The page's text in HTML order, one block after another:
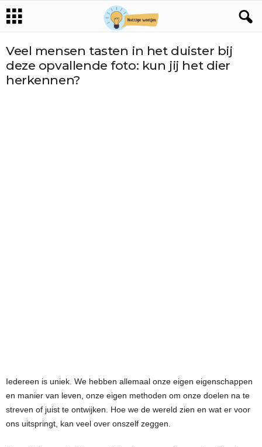
Veel mensen tasten in het duister bij
deze opvallende foto: kun jij het dier
herkennen?
Iedereen is uniek. We hebben allemaal onze eigen eigenschappen
en manier van leven, onze eigen methoden om onze doelen na te
streven of juist te ontwijken. Hoe we de wereld zien en wat er voor
ons uitspringt, kan veel over onszelf zeggen.